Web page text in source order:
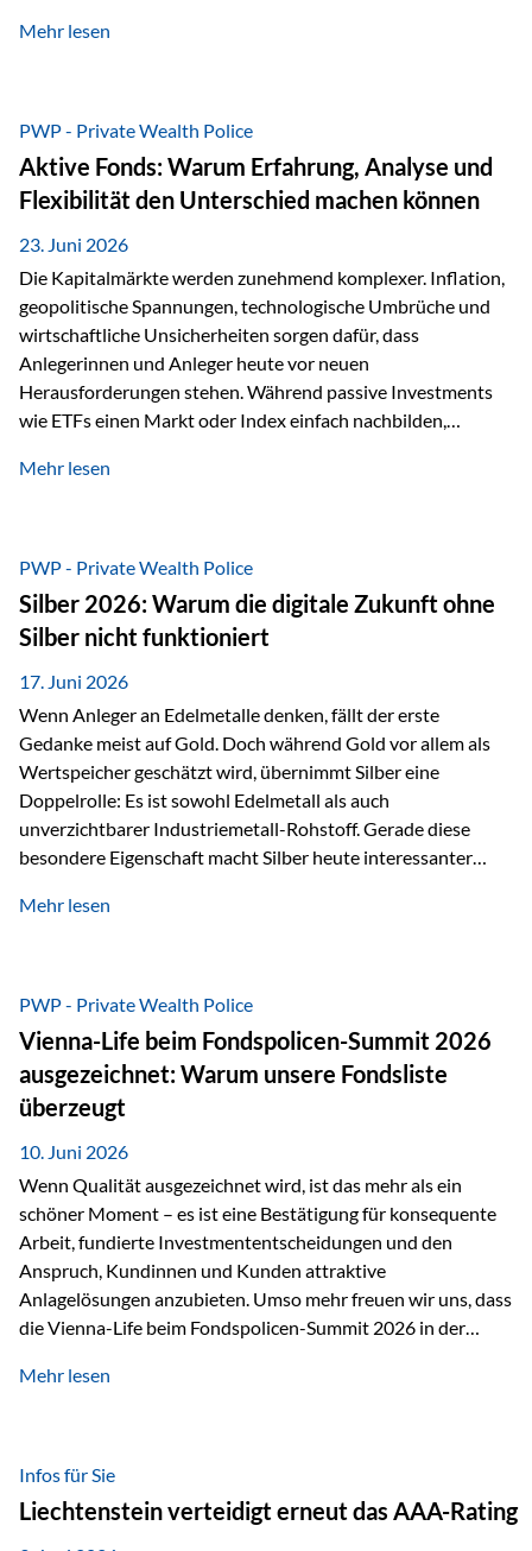
unumstößlich galten, versagen angesichts der expansiven
Nostalgie dar, sondern ist die modernste und strategisch
klügste Antwort auf globale Instabilität. Physische Werte
und der richtige Rechtsstandort sind heute keine bloße
Option mehr, sondern eine strategische Notwendigkeit. 1.
Der massive Aufwand hinter einem winzigen…
Mehr lesen
PWP - Private Wealth Police
Aktive Fonds: Warum Erfahrung, Analyse und
Flexibilität den Unterschied machen können
23. Juni 2026
Die Kapitalmärkte werden zunehmend komplexer. Inflation,
geopolitische Spannungen, technologische Umbrüche und
wirtschaftliche Unsicherheiten sorgen dafür, dass
Anlegerinnen und Anleger heute vor neuen
Herausforderungen stehen. Während passive Investments
wie ETFs einen Markt oder Index einfach nachbilden,
setzen auf die Expertise erfahrener Fondsmanager, die
Veränderungen geprägt ist, kann diese aktive
Herangehensweise einen entscheidenden Mehrwert bieten.
Was zeichnet aktive Fonds aus? Aktive Fonds verfolgen das
Ziel, nicht nur einen Markt abzubilden, sondern gezielt
Anlageentscheidungen zu treffen. Fondsmanager
analysieren Unternehmen,…
Mehr lesen
PWP - Private Wealth Police
Silber 2026: Warum die digitale Zukunft ohne
Silber nicht funktioniert
17. Juni 2026
Wenn Anleger an Edelmetalle denken, fällt der erste
Gedanke meist auf Gold. Doch während Gold vor allem als
Wertspeicher geschätzt wird, übernimmt Silber eine
Doppelrolle: Es ist sowohl Edelmetall als auch
unverzichtbarer Industriemetall-Rohstoff. Gerade diese
besondere Eigenschaft macht Silber heute interessanter
elektrischer – und genau dort spielt Silber eine
Leitfähigkeit aller Metalle. Diese Eigenschaft macht es für
zahlreiche Zukunftstechnologien praktisch unverzichtbar.
Silber findet sich unter anderem in: Solarmodulen
Elektrofahrzeugen Halbleitern Smartphones und Tablets…
Mehr lesen
PWP - Private Wealth Police
Vienna-Life beim Fondspolicen-Summit 2026
ausgezeichnet: Warum unsere Fondsliste
überzeugt
10. Juni 2026
Wenn Qualität ausgezeichnet wird, ist das mehr als ein
schöner Moment – es ist eine Bestätigung für konsequente
Arbeit, fundierte Investmententscheidungen und den
Anspruch, Kundinnen und Kunden attraktive
Anlagelösungen anzubieten. Umso mehr freuen wir uns, dass
die Vienna-Life beim Fondspolicen-Summit 2026 in der
dieser Ehrung ist der renommierte Fondspolicenreport der
analysiert und verglichen wurden. Das Ergebnis: Die ETF-
Auswahl der Vienna-Life zählt zu den drei besten Angeboten
am Markt. Für uns ist diese Auszeichnung eine Bestätigung
Mehr lesen
Infos für Sie
Liechtenstein verteidigt erneut das AAA-Rating